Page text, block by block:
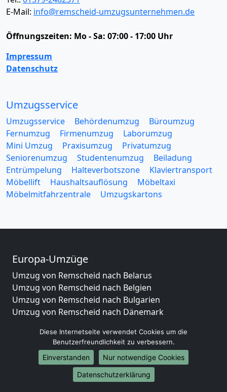
E-Mail: info@remscheid-umzugsunternehmen.de
Öffnungszeiten: Mo - Sa: 07:00 - 17:00 Uhr
Impressum
Datenschutz
Umzugsservice
Umzugsservice Behördenumzug
Büroumzug
Fernumzug
Firmenumzug
Laborumzug
Mini Umzug
Praxisumzug
Privatumzug
Seniorenumzug
Studentenumzug
Beiladung
Entrümpelung
Halteverbotszone
Klaviertransport
Möbellift
Haushaltsauflösung
Möbeltaxi
Möbelmitfahrzentrale
Umzugskartons
Europa-Umzüge
Umzug von Remscheid nach Belarus
Umzug von Remscheid nach Belgien
Umzug von Remscheid nach Bulgarien
Umzug von Remscheid nach Dänemark
Umzug von Remscheid nach Portugal
Umzug von Remscheid nach Bosnien
und Herzegowina
Umzug von Remscheid nach Irland
Umzug von Remscheid nach Lettland
Diese Internetseite verwendet Cookies um die
Benutzerfreundlichkeit zu verbessern.
Einverstanden
Nur notwendige Cookies
Datenschutzerklärung